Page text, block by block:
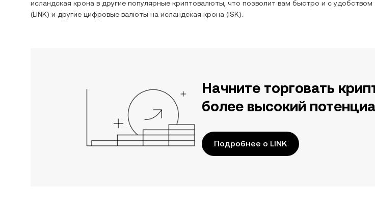
исландская крона в другие популярные криптовалюты, что позволит вам быстро и с удобством
(LINK) и другие цифровые валюты на исландская крона (ISK).
Начните торговать
более высокий
Подробнее о LINK